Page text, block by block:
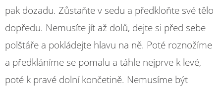
pak dozadu. Zůstaňte v sedu a předkloňte své tělo
dopředu. Nemusíte jít až dolů, dejte si před sebe
polštáře a pokládejte hlavu na ně. Poté roznožíme
a předkláníme se pomalu a táhle nejprve k levé,
poté k pravé dolní končetině. Nemusíme být